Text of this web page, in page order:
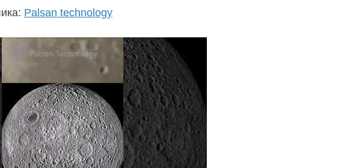
Palsan technology